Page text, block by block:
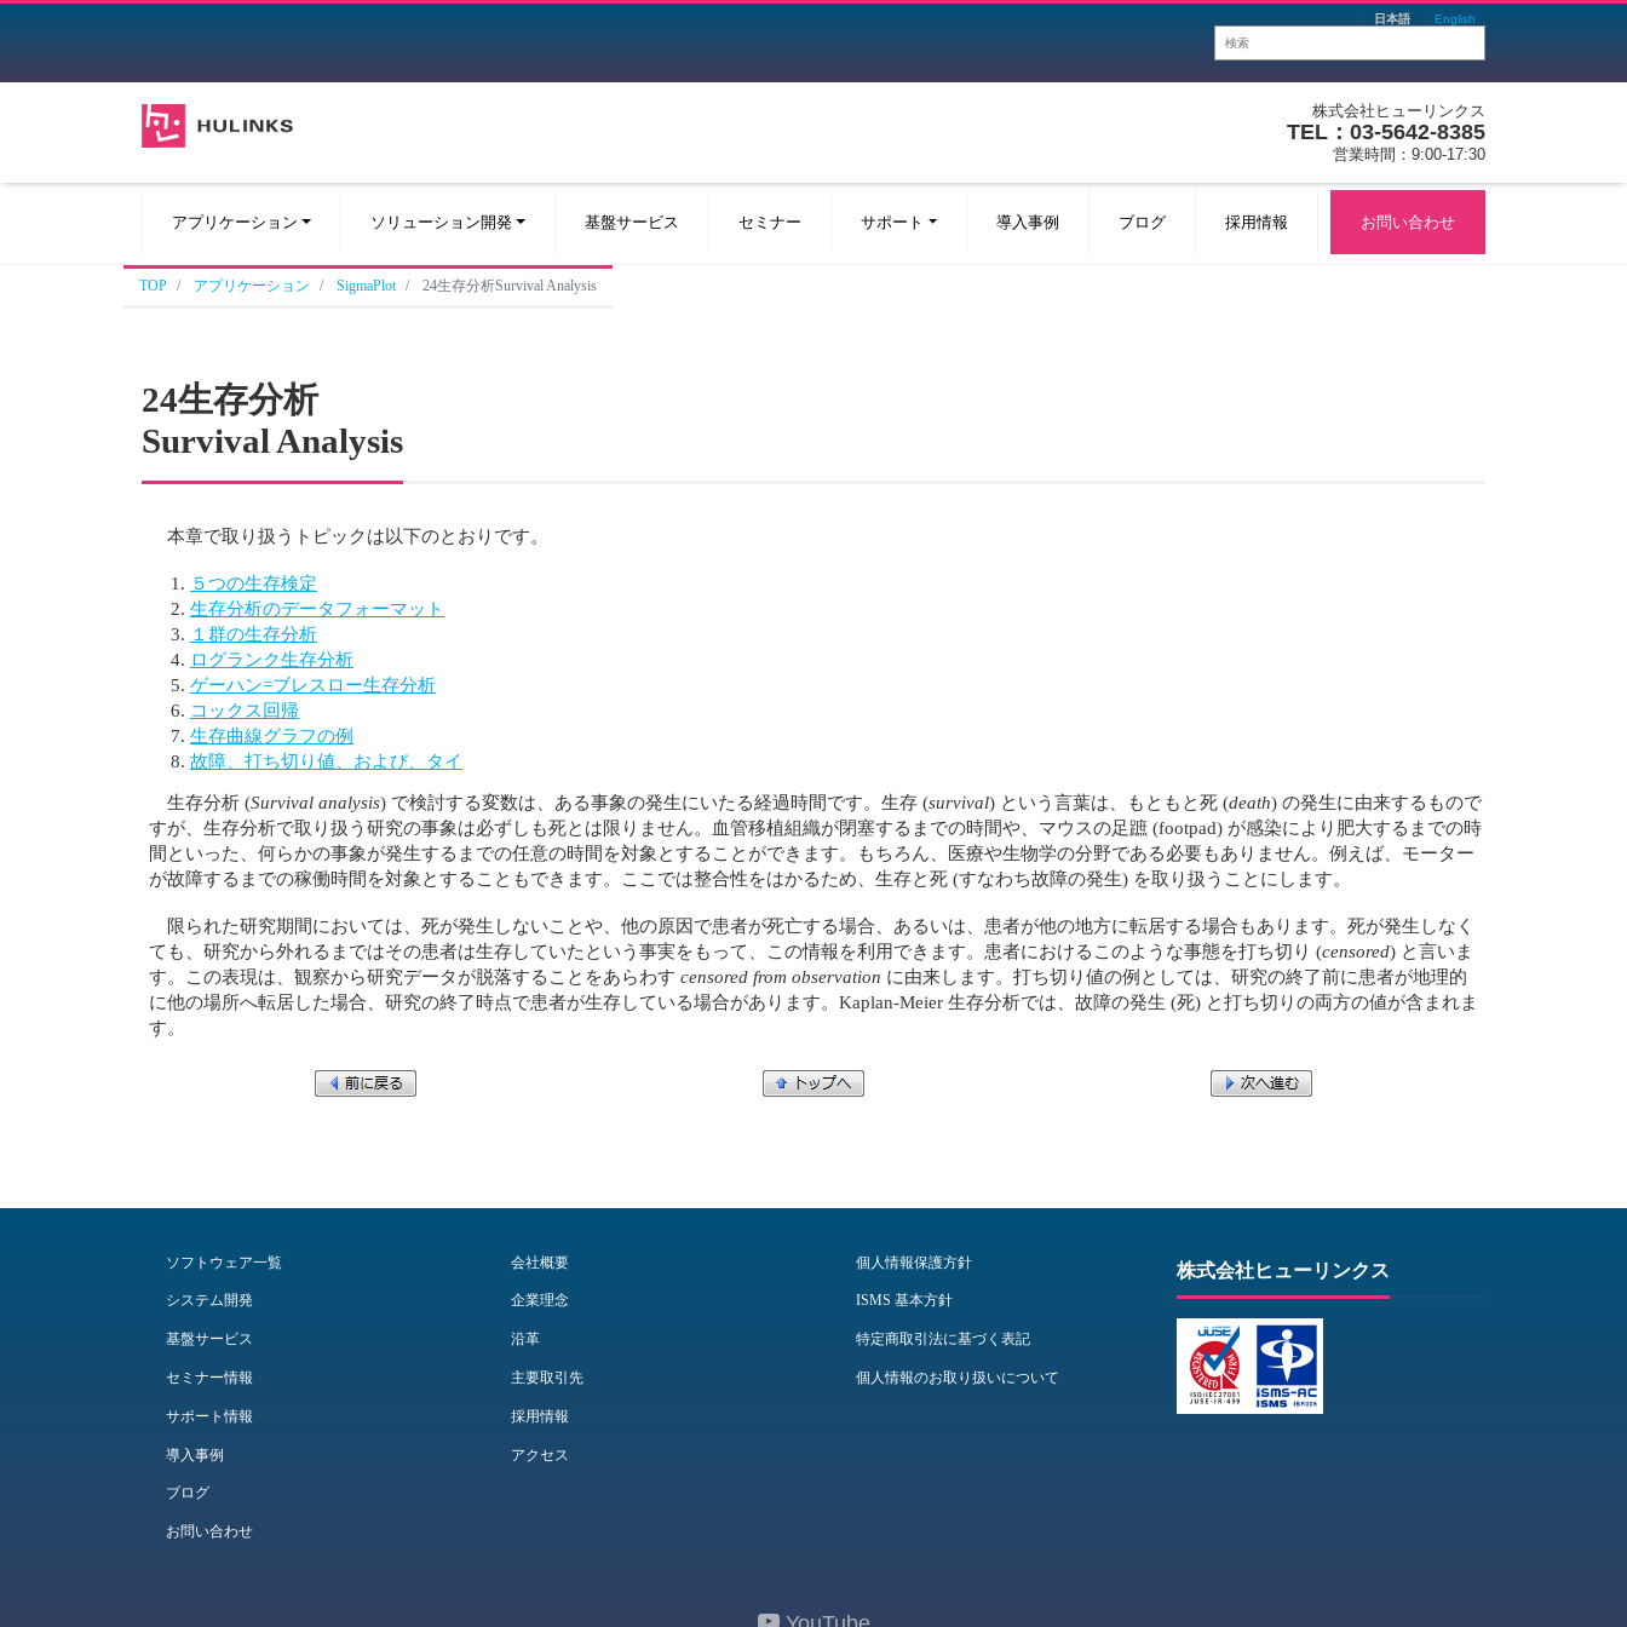
日本語 English
株式会社ヒューリンクス
TEL：03-5642-8385
営業時間：9:00-17:30
アプリケーション ソリューション開発 基盤サービス セミナー サポート 導入事例 ブログ 採用情報 お問い合わせ
TOP アプリケーション SigmaPlot 24生存分析Survival Analysis
24生存分析
Survival Analysis
本章で取り扱うトピックは以下のとおりです。
５つの生存検定
生存分析のデータフォーマット
１群の生存分析
ログランク生存分析
ゲーハン=ブレスロー生存分析
コックス回帰
生存曲線グラフの例
故障、打ち切り値、および、タイ
生存分析 (Survival analysis) で検討する変数は、ある事象の発生にいたる経過時間です。生存 (survival) という言葉は、もともと死 (death) の発生に由来するもので
すが、生存分析で取り扱う研究の事象は必ずしも死とは限りません。血管移植組織が閉塞するまでの時間や、マウスの足蹠 (footpad) が感染により肥大するまでの時
間といった、何らかの事象が発生するまでの任意の時間を対象とすることができます。もちろん、医療や生物学の分野である必要もありません。例えば、モーター
が故障するまでの稼働時間を対象とすることもできます。ここでは整合性をはかるため、生存と死 (すなわち故障の発生) を取り扱うことにします。
限られた研究期間においては、死が発生しないことや、他の原因で患者が死亡する場合、あるいは、患者が他の地方に転居する場合もあります。死が発生しなく
ても、研究から外れるまではその患者は生存していたという事実をもって、この情報を利用できます。患者におけるこのような事態を打ち切り (censored) と言いま
す。この表現は、観察から研究データが脱落することをあらわすcensored from observation に由来します。打ち切り値の例としては、研究の終了前に患者が地理的
に他の場所へ転居した場合、研究の終了時点で患者が生存している場合があります。Kaplan-Meier 生存分析では、故障の発生 (死) と打ち切りの両方の値が含まれま
す。
ソフトウェア一覧
システム開発
基盤サービス
セミナー情報
サポート情報
導入事例
ブログ
お問い合わせ
会社概要
企業理念
沿革
主要取引先
採用情報
アクセス
個人情報保護方針
ISMS 基本方針
特定商取引法に基づく表記
個人情報のお取り扱いについて
株式会社ヒューリンクス